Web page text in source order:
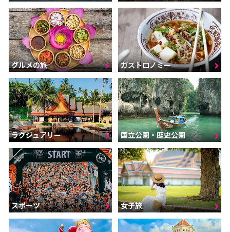
グルメの旅 ガストロノミー
ラグジュアリー 国立公園・歴史公園
スポーツ 女子旅